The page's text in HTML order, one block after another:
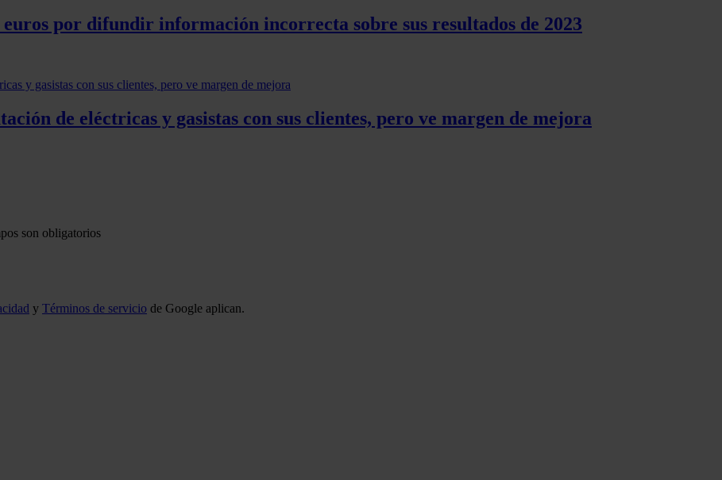
por difundir información incorrecta sobre sus resultados de 2023
de eléctricas y gasistas con sus clientes, pero ve margen de mejora
son obligatorios
y Términos de servicio de Google aplican.